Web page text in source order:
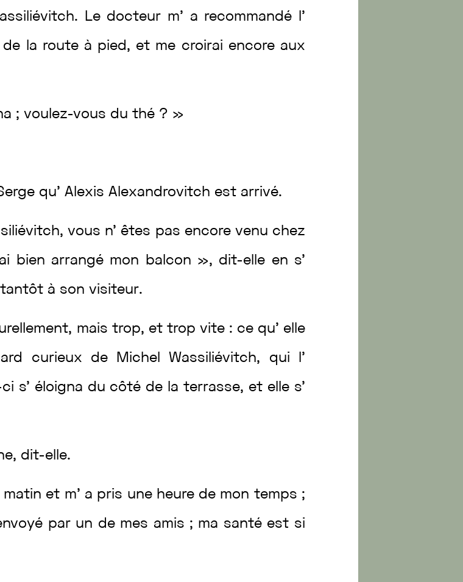
. Le docteur m’ a recommandé l’
de la route à pied, et me croirai encore aux
;voulez-vous duthé ? »
qu’AlexisAlexandrovitch est arrivé.
,vous n’ êtes pas encore venu chez
ai bien arrangé mon balcon », dit-elle en s’
tantôt à sonvisiteur.
, mais trop, et trop vite : ce qu’ elle
curieux de Michel Wassiliévitch, qui l’
ci s’ éloigna du côté de laterrasse, et elle s’
, dit-elle.
matin et m’ a pris une heure de mon temps ;
par un de mes amis ; ma santé est si